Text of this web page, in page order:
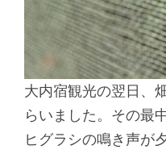
大内宿観光の翌日、
らいました。その最
ヒグラシの鳴き声が